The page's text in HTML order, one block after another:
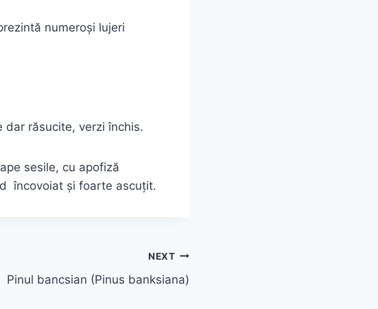
numeroşi lujeri
răsucite, verzi închis.
sesile, cu apofiză
încovoiat şi foarte ascuţit.
NEXT
Pinul bancsian (Pinus banksiana)